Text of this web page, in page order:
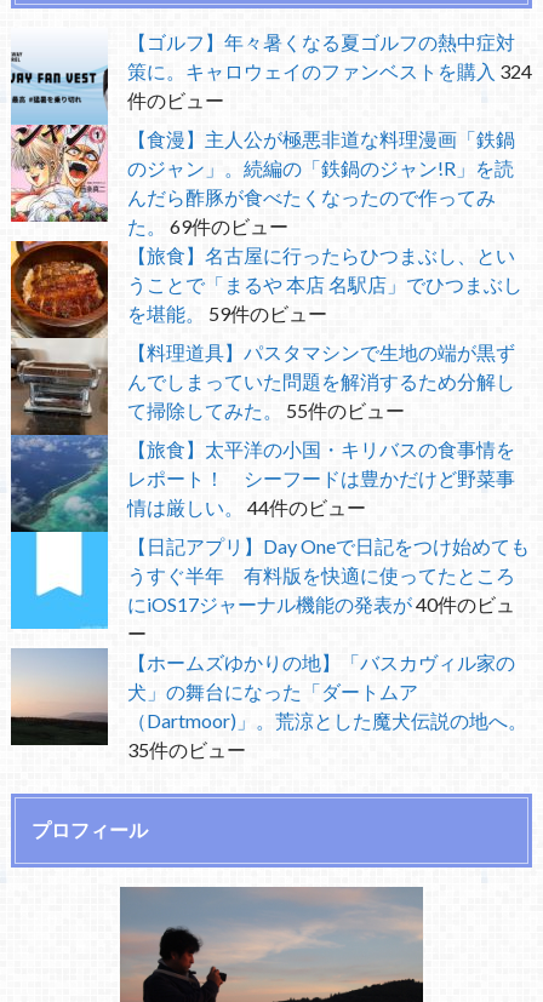
【ゴルフ】年々暑くなる夏ゴルフの熱中症対
策に。キャロウェイのファンベストを購入 324
件のビュー
【食漫】主人公が極悪非道な料理漫画「鉄鍋
のジャン」。続編の「鉄鍋のジャン!R」を読
んだら酢豚が食べたくなったので作ってみ
た。
69件のビュー
【旅食】名古屋に行ったらひつまぶし、とい
うことで「まるや 本店 名駅店」でひつまぶし
を堪能。
59件のビュー
【料理道具】パスタマシンで生地の端が黒ず
んでしまっていた問題を解消するため分解し
て掃除してみた。
55件のビュー
【旅食】太平洋の小国・キリバスの食事情を
レポート！ シーフードは豊かだけど野菜事
情は厳しい。
44件のビュー
【日記アプリ】Day Oneで日記をつけ始めても
うすぐ半年 有料版を快適に使ってたところ
にiOS17ジャーナル機能の発表が40件のビュ
ー
【ホームズゆかりの地】「バスカヴィル家の
犬」の舞台になった「ダートムア
（Dartmoor)」。荒涼とした魔犬伝説の地へ。
35件のビュー
プロフィール